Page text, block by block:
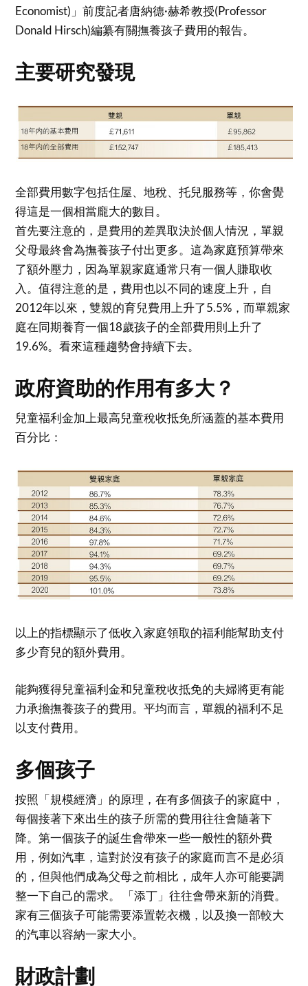
Economist)」前度記者唐納德·赫希教授(Professor
Donald Hirsch)編纂有關撫養孩子費用的報告。
主要研究發現
全部費用數字包括住屋、地稅、托兒服務等，你會覺
得這是一個相當龐大的數目。
首先要注意的，是費用的差異取決於個人情況，單親
父母最終會為撫養孩子付出更多。這為家庭預算帶來
了額外壓力，因為單親家庭通常只有一個人賺取收
入。值得注意的是，費用也以不同的速度上升，自
2012年以來，雙親的育兒費用上升了5.5%，而單親家
庭在同期養育一個18歲孩子的全部費用則上升了
19.6%。看來這種趨勢會持續下去。
政府資助的作用有多大？
兒童福利金加上最高兒童稅收抵免所涵蓋的基本費用
百分比：
以上的指標顯示了低收入家庭領取的福利能幫助支付
多少育兒的額外費用。
能夠獲得兒童福利金和兒童稅收抵免的夫婦將更有能
力承擔撫養孩子的費用。平均而言，單親的福利不足
以支付費用。
多個孩子
按照「規模經濟」的原理，在有多個孩子的家庭中，
每個接著下來出生的孩子所需的費用往往會隨著下
降。第一個孩子的誕生會帶來一些一般性的額外費
用，例如汽車，這對於沒有孩子的家庭而言不是必須
的，但與他們成為父母之前相比，成年人亦可能要調
整一下自己的需求。 「添丁」往往會帶來新的消費。
家有三個孩子可能需要添置乾衣機，以及換一部較大
的汽車以容納一家大小。
財政計劃